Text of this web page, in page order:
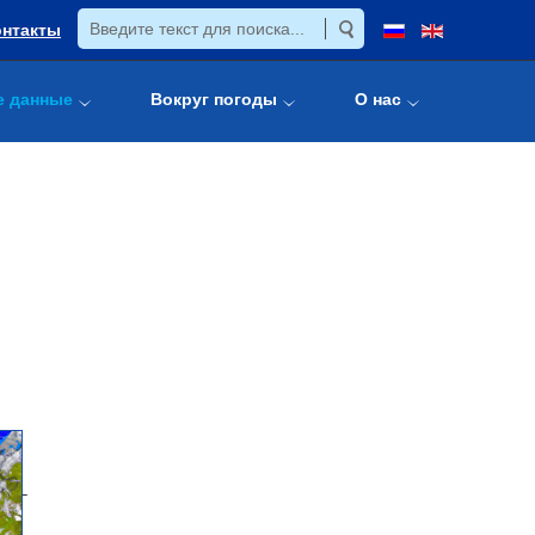
данные Вокруг погоды О нас